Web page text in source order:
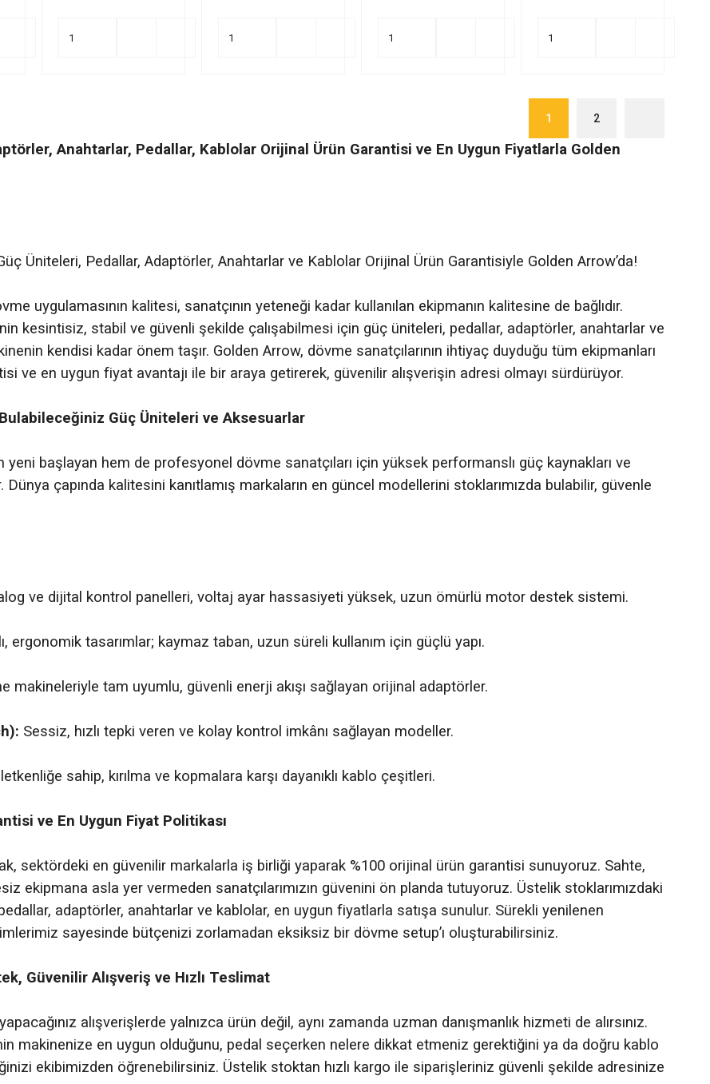
1 2
Anahtarlar, Pedallar, Kablolar Orijinal Ürün Garantisi ve En Uygun Fiyatlarla Golden
Üniteleri, Pedallar, Adaptörler, Anahtarlar ve Kablolar Orijinal Ürün Garantisiyle Golden Arrow’da!
uygulamasının kalitesi, sanatçının yeteneği kadar kullanılan ekipmanın kalitesine de bağlıdır.
kesintisiz, stabil ve güvenli şekilde çalışabilmesi için güç üniteleri, pedallar, adaptörler, anahtarlar ve
kendisi kadar önem taşır. Golden Arrow, dövme sanatçılarının ihtiyaç duyduğu tüm ekipmanları
ve en uygun fiyat avantajı ile bir araya getirerek, güvenilir alışverişin adresi olmayı sürdürüyor.
Güç Üniteleri ve Aksesuarlar
yeni başlayan hem de profesyonel dövme sanatçıları için yüksek performanslı güç kaynakları ve
Dünya çapında kalitesini kanıtlamış markaların en güncel modellerini stoklarımızda bulabilir, güvenle
ve dijital kontrol panelleri, voltaj ayar hassasiyeti yüksek, uzun ömürlü motor destek sistemi.
ergonomik tasarımlar; kaymaz taban, uzun süreli kullanım için güçlü yapı.
makineleriyle tam uyumlu, güvenli enerji akışı sağlayan orijinal adaptörler.
Sessiz, hızlı tepki veren ve kolay kontrol imkânı sağlayan modeller.
sahip, kırılma ve kopmalara karşı dayanıklı kablo çeşitleri.
ve En Uygun Fiyat Politikası
sektördeki en güvenilir markalarla iş birliği yaparak %100 orijinal ürün garantisi sunuyoruz. Sahte,
ekipmana asla yer vermeden sanatçılarımızın güvenini ön planda tutuyoruz. Üstelik stoklarımızdaki
adaptörler, anahtarlar ve kablolar, en uygun fiyatlarla satışa sunulur. Sürekli yenilenen
sayesinde bütçenizi zorlamadan eksiksiz bir dövme setup’ı oluşturabilirsiniz.
Güvenilir Alışveriş ve Hızlı Teslimat
alışverişlerde yalnızca ürün değil, aynı zamanda uzman danışmanlık hizmeti de alırsınız.
makinenize en uygun olduğunu, pedal seçerken nelere dikkat etmeniz gerektiğini ya da doğru kablo
ekibimizden öğrenebilirsiniz. Üstelik stoktan hızlı kargo ile siparişleriniz güvenli şekilde adresinize